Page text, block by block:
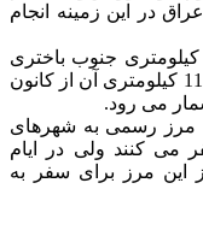
در این زمینه انجام
به گزارش ایرنا، شهر مرزی مهران در 85 کیلومتری جنوب باختری
ایلام قرار دارد و مرز بین المللی مهران در 11 کیلومتری آن از کانون
می رود.
زائر از این مرز رسمی به شهرهای
کنند ولی در ایام
2 میلیون زائر از این مرز برای سفر به